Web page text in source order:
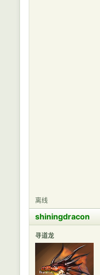
离线
shiningdracon
寻道龙